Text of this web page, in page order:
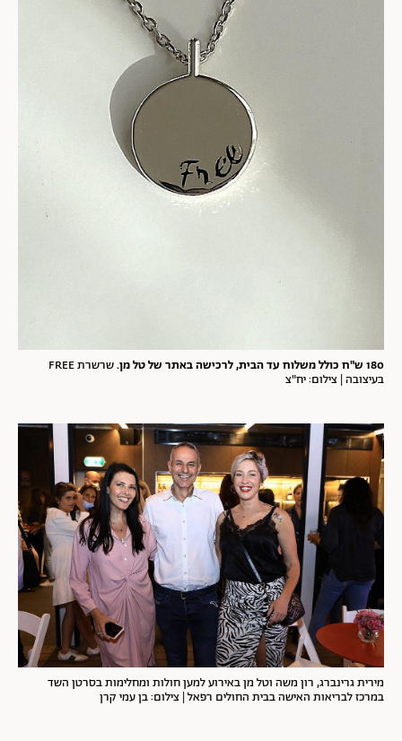
180 ש"ח כולל משלוח עד הבית, לרכישה ב אתר של טל מן.
שרשרת FREE
בעיצובה | צילום: יח"צ
מירית גרינברג, רון משה וטל מן באירוע למען חולות ומחלימות בסרטן השד
במרכז לבריאות האישה בבית החולים רפאל | צילום: בן עמי קרן